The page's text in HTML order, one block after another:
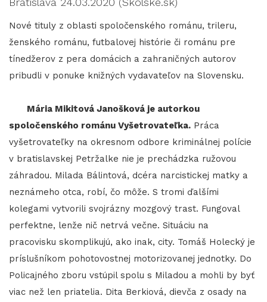
Nové tituly z oblasti spoločenského románu, trileru,
ženského románu, futbalovej histórie či románu pre
tínedžerov z pera domácich a zahraničných autorov
pribudli v ponuke knižných vydavateľov na Slovensku.
Mária Mikitová Janošková je autorkou
spoločenského románu Vyšetrovateľka. Práca
vyšetrovateľky na okresnom odbore kriminálnej polície
v bratislavskej Petržalke nie je prechádzka ružovou
záhradou. Milada Bálintová, dcéra narcistickej matky a
neznámeho otca, robí, čo môže. S tromi ďalšími
kolegami vytvorili svojrázny mozgový trast. Fungoval
perfektne, lenže nič netrvá večne. Situáciu na
pracovisku skomplikujú, ako inak, city. Tomáš Holecký je
príslušníkom pohotovostnej motorizovanej jednotky. Do
Policajného zboru vstúpil spolu s Miladou a mohli by byť
viac než len priatelia. Dita Berkiová, dievča z osady na